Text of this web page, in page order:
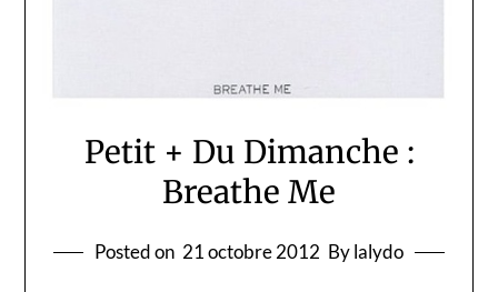
Petit + Du Dimanche :
Breathe Me
Posted on 21 octobre 2012 By lalydo